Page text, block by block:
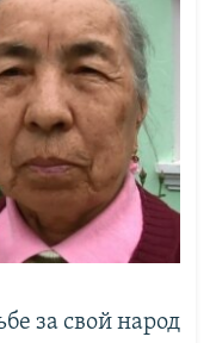
за свой народ